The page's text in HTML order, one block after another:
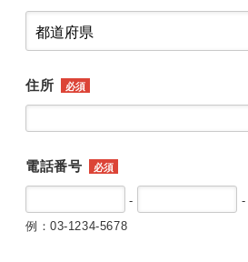
住所 必須
電話番号 必須
-
-
例：03-1234-5678